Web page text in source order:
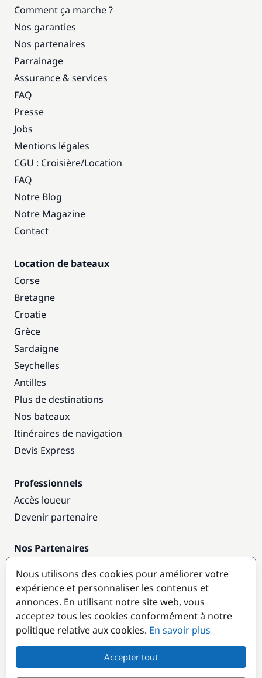
Comment ça marche ?
Nos garanties
Nos partenaires
Parrainage
Assurance & services
FAQ
Presse
Jobs
Mentions légales
CGU : Croisière/Location
FAQ
Notre Blog
Notre Magazine
Contact
Location de bateaux
Corse
Bretagne
Croatie
Grèce
Sardaigne
Seychelles
Antilles
Plus de destinations
Nos bateaux
Itinéraires de navigation
Devis Express
Professionnels
Accès loueur
Devenir partenaire
Nos Partenaires
Destinations populaires
Nous utilisons des cookies pour améliorer votre
expérience et personnaliser les contenus et
annonces. En utilisant notre site web, vous
acceptez tous les cookies conformément à notre
politique relative aux cookies. En savoir plus
Accepter tout